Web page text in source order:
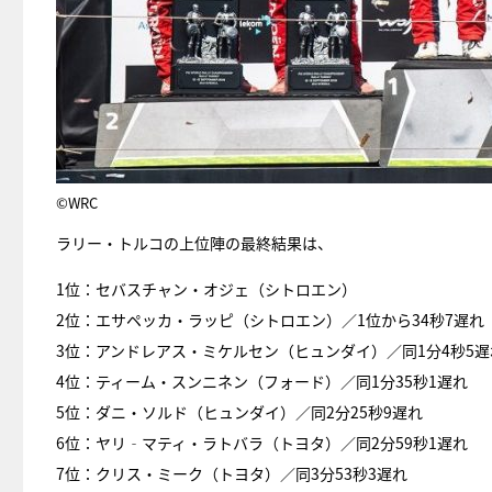
©WRC
ラリー・トルコの上位陣の最終結果は、
1位：セバスチャン・オジェ（シトロエン）
2位：エサペッカ・ラッピ（シトロエン）／1位から34秒7遅れ
3位：アンドレアス・ミケルセン（ヒュンダイ）／同1分4秒5
4位：ティーム・スンニネン（フォード）／同1分35秒1遅れ
5位：ダニ・ソルド（ヒュンダイ）／同2分25秒9遅れ
6位：ヤリ‐マティ・ラトバラ（トヨタ）／同2分59秒1遅れ
7位：クリス・ミーク（トヨタ）／同3分53秒3遅れ